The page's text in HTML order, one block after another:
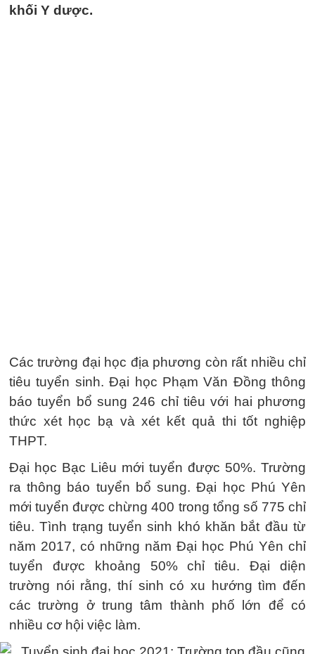
khối Y dược.
Các trường đại học địa phương còn rất nhiều chỉ
tiêu tuyển sinh. Đại học Phạm Văn Đồng thông
báo tuyển bổ sung 246 chỉ tiêu với hai phương
thức xét học bạ và xét kết quả thi tốt nghiệp
THPT.
Đại học Bạc Liêu mới tuyển được 50%. Trường
ra thông báo tuyển bổ sung. Đại học Phú Yên
mới tuyển được chừng 400 trong tổng số 775 chỉ
tiêu. Tình trạng tuyển sinh khó khăn bắt đầu từ
năm 2017, có những năm Đại học Phú Yên chỉ
tuyển được khoảng 50% chỉ tiêu. Đại diện
trường nói rằng, thí sinh có xu hướng tìm đến
các trường ở trung tâm thành phố lớn để có
nhiều cơ hội việc làm.